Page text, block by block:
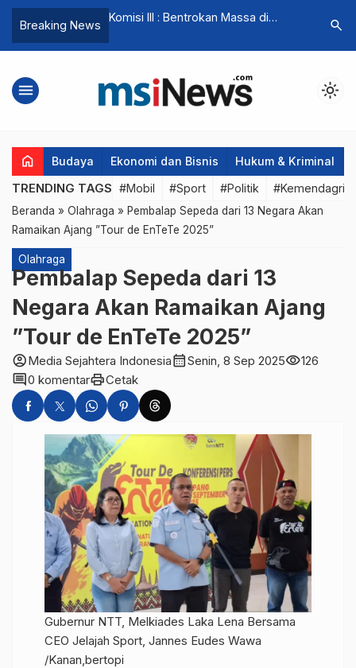
Breaking News
Pemerintah
Komisi III : Bentrokan Massa di
Kamtibmas
search
menu light_mode
home Budaya Ekonomi dan Bisnis Hukum & Kriminal
TRENDING TAGS #Mobil #Sport #Politik #Kemendagri
Beranda » Olahraga » Pembalap Sepeda dari 13 Negara Akan
Ramaikan Ajang ”Tour de EnTeTe 2025”
Olahraga
Pembalap Sepeda dari 13
Negara Akan Ramaikan Ajang
”Tour de EnTeTe 2025”
account_circleMedia Sejahtera Indonesiacalendar_monthSenin, 8 Sep 2025visibility126
comment0 komentarprintCetak
Gubernur NTT, Melkiades Laka Lena Bersama
CEO Jelajah Sport, Jannes Eudes Wawa
/Kanan,bertopi